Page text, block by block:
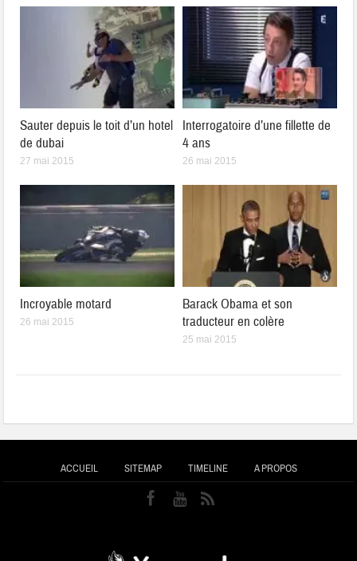
Sauter depuis le toit d’un hotel
de dubai
27 mai 2015
Interrogatoire d’une fillette de
4 ans
26 mai 2015
Incroyable motard
26 mai 2015
Barack Obama et son
traducteur en colère
25 mai 2015
ACCUEIL SITEMAP TIMELINE A PROPOS